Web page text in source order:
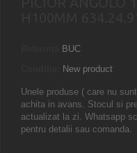
BUC
New product
Unele produse ( care nu
achita in avans. Stocul si
actualizat la zi. Whatsapp
pentru detalii sau comanda.